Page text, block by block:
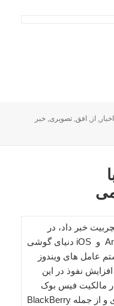
برچسب‌ها
اخبار ,از ,افق ,تصویری ,خبر
خبر داد، در
شرایطی که دو سیستم عامل Android و iOS دنیای گوشی
عامل های ویندوز
برای افزایش نفوذ در این
مالکیت فیس بوک
است اعلام کرده که دیگر از بلاک بری و از جمله BlackBerry